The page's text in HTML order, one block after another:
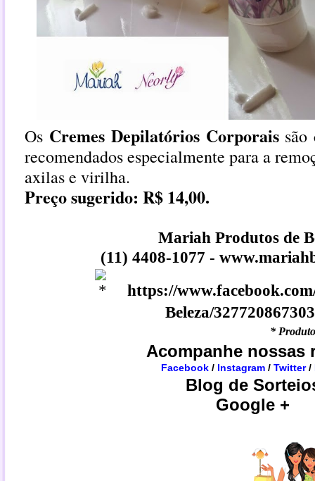
Os Cremes Depilatórios Corporais são
recomendados especialmente para a
axilas e virilha.
Preço sugerido: R$ 14,00.
Mariah Produtos de
(11) 4408-1077 -
https://
Beleza/
*
Acompanhe nossas
Facebook / Instagram /Twitter /
Blog de
Google +